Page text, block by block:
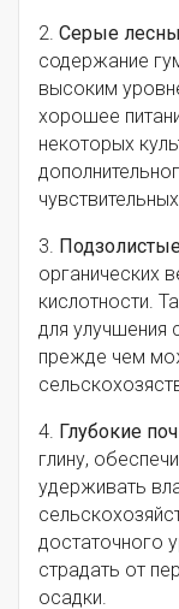
2. Серые
содержание
высоким
хорошее
некоторых
3.
органических
кислотности.
для улучшения
прежде чем
4. Глубокие
глину,
удерживать
достаточного
страдать от
осадки.